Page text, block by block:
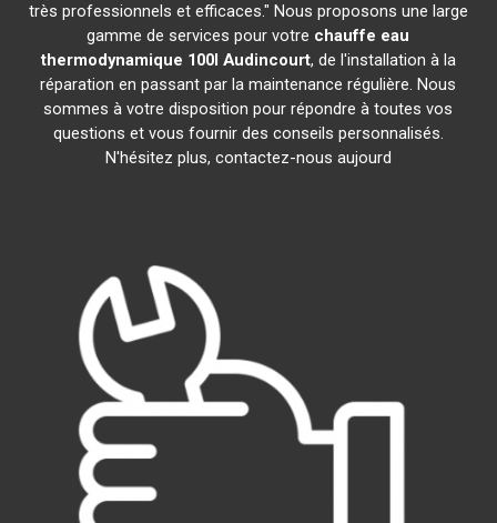
très professionnels et efficaces." Nous proposons une large
gamme de services pour votre chauffe eau
thermodynamique 100l Audincourt, de l'installation à la
réparation en passant par la maintenance régulière. Nous
sommes à votre disposition pour répondre à toutes vos
questions et vous fournir des conseils personnalisés.
N'hésitez plus, contactez-nous aujourd